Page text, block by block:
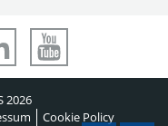
2026
Cookie Policy